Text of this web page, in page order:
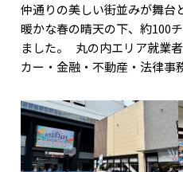
仲通りの美しい街並みが舞台
暖かな春の晴天の下、約100
ました。 丸の内エリア就業者を対象に様々な商社・メー
カー・金融・不動産・法律事
に及ぶコースを1人4周、合計
ーム全員の合計タイムによっ
内駅伝は、エリア就業者同士
進を目的とし、単にタイムを